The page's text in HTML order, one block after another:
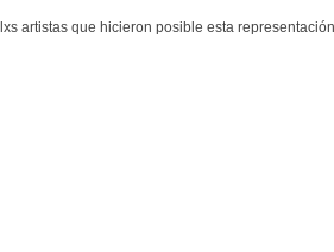
artistas que hicieron posible esta